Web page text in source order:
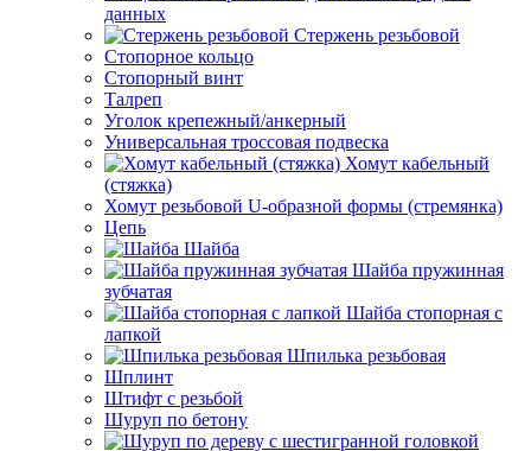
данных
Стержень резьбовой
Стопорное кольцо
Стопорный винт
Талреп
Уголок крепежный/анкерный
Универсальная троссовая подвеска
Хомут кабельный
(стяжка)
Хомут резьбовой U-образной формы (стремянка)
Цепь
Шайба
Шайба пружинная
зубчатая
Шайба стопорная с
лапкой
Шпилька резьбовая
Шплинт
Штифт с резьбой
Шуруп по бетону